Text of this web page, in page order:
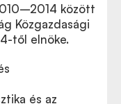
között
Közgazdasági
től elnöke.
és az